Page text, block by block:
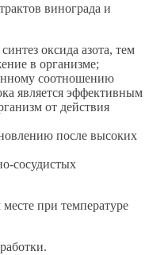
винограда и
оксида азота, тем
в организме;
соотношению
является эффективным
от действия
после высоких
сосудистых
при температуре